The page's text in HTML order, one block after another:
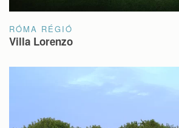
RÓMA RÉGIÓ
Villa Lorenzo